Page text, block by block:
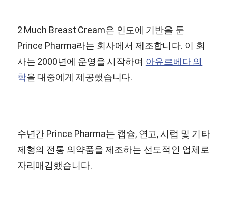
2 Much Breast Cream은 인도에 기반을 둔
Prince Pharma라는 회사에서 제조합니다. 이 회
사는 2000년에 운영을 시작하여 아유르베다 의
학을 대중에게 제공했습니다.
수년간 Prince Pharma는 캡슐, 연고, 시럽 및 기타
제형의 전통 의약품을 제조하는 선도적인 업체로
자리매김했습니다.